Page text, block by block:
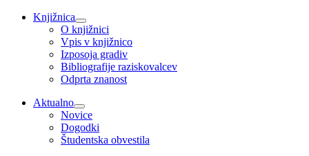
Knjižnica
O knjižnici
Vpis v knjižnico
Izposoja gradiv
Bibliografije raziskovalcev
Odprta znanost
Aktualno
Novice
Dogodki
Študentska obvestila